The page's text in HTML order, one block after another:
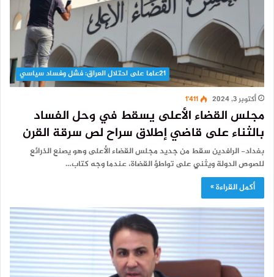
21عاما على احتلال العراق: فشل وفساد سياسي
أكتوبر 3, 2024
1٬411
مجلس القضاء الأعلى يسقط في وحل الفساد
بالثناء على قاضي إطلاق سراح لص سرقة القرن
بغداد- الرافدين سقط من جديد مجلس القضاء الأعلى وهو يصنع الذرائع
للصوص الدولة ويثني على تواطؤ القضاة، عندما وجه كتاب…
أكمل القراءة »